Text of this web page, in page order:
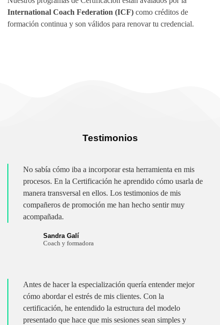
International Coach Federation (ICF) como créditos de
formación continua y son válidos para renovar tu credencial.
Testimonios
No sabía cómo iba a incorporar esta herramienta en mis
procesos. En la Certificación he aprendido cómo usarla de
manera transversal en ellos. Los testimonios de mis
compañeros de promoción me han hecho sentir muy
acompañada.
Sandra Galí
Coach y formadora
Antes de hacer la especialización quería entender mejor
cómo abordar el estrés de mis clientes. Con la
certificación, he entendido la estructura del modelo
presentado que hace que mis sesiones sean simples y